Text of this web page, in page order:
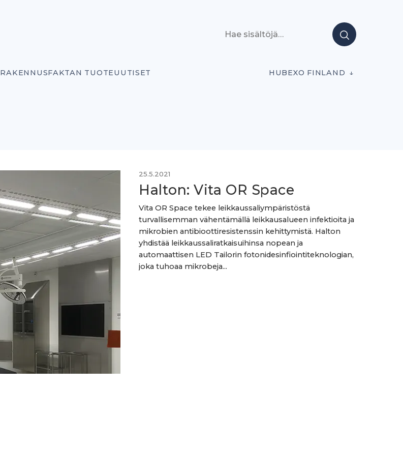
RAKENNUSFAKTAN TUOTEUUTISET HUBEXO FINLAND
25.5.2021
Halton: Vita OR Space
Vita OR Space tekee leikkaussaliympäristöstä
turvallisemman vähentämällä leikkausalueen infektioita ja
mikrobien antibioottiresistenssin kehittymistä. Halton
yhdistää leikkaussaliratkaisuihinsa nopean ja
automaattisen LED Tailorin fotonidesinfiointiteknologian,
joka tuhoaa mikrobeja...